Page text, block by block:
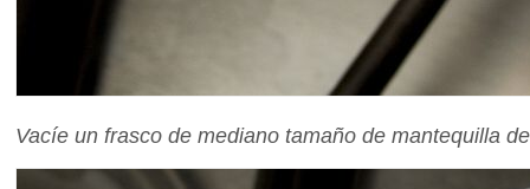
Vacíe un frasco de mediano tamaño de mantequilla